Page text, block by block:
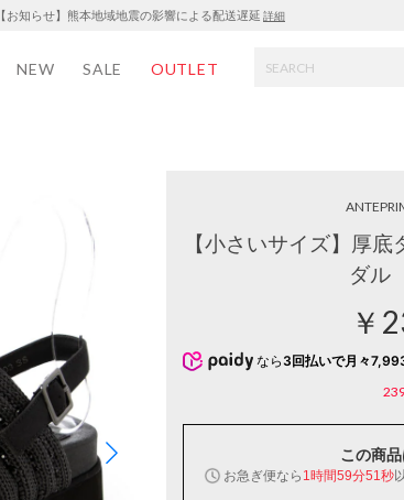
【お知らせ】熊本地域地震の影響による配送遅延 詳細
NEW SALE OUTLET
【小さいサイズ】厚
ダル
￥
なら 3回払いで月々
この商
お急ぎ便なら 1時間59分51秒